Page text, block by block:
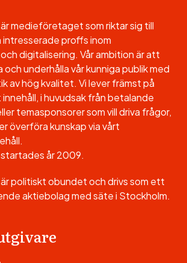
medieföretaget som riktar sig till
proffs inom
digitalisering. Vår ambition är att
underhålla vår kunniga publik med
av hög kvalitet. Vi lever främst på
i huvudsak från betalande
temasponsorer som vill driva frågor,
överföra kunskap via vårt
år 2009.
politiskt obundet och drivs som ett
aktiebolag med säte i Stockholm.